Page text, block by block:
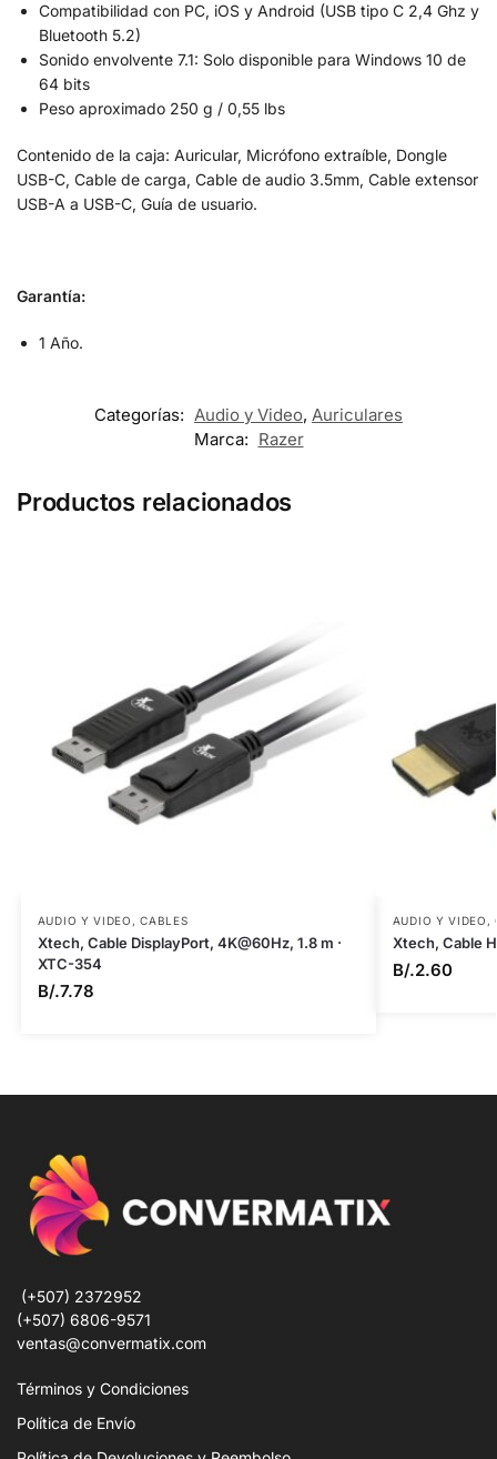
Compatibilidad con PC, iOS y Android (USB tipo C 2,4 Ghz y
Bluetooth 5.2)
Sonido envolvente 7.1: Solo disponible para Windows 10 de
64 bits
Peso aproximado 250 g / 0,55 lbs
Contenido de la caja: Auricular, Micrófono extraíble, Dongle
USB-C, Cable de carga, Cable de audio 3.5mm, Cable extensor
USB-A a USB-C, Guía de usuario.
Garantía:
1 Año.
Categorías: Audio y Video, Auriculares
Marca: Razer
Productos relacionados
AUDIO Y VIDEO ,CABLES
Xtech, Cable DisplayPort, 4K@60Hz, 1.8 m ·
XTC-354
B/.7.78
AUDIO Y VIDEO ,
Xtech, Cable
B/.2.60
(+507) 2372952
(+507) 6806-9571
ventas@convermatix.com
Términos y Condiciones
Política de Envío